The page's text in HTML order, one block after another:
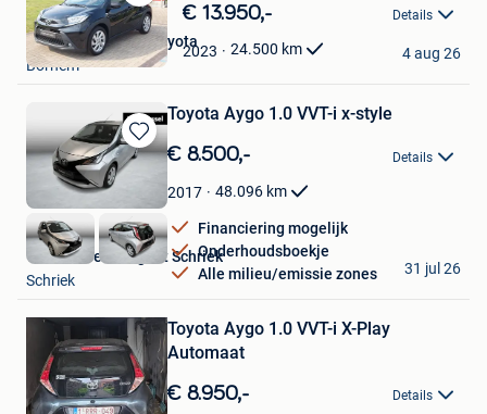
Bewaren
in
Mijn
Favorieten
€ 13.950,- Details
2023 24.500 km
Garage Pauwels | Toyota
Bornem
4 aug 26
Bewaren
in
Favorieten
Toyota Aygo 1.0 VVT-i x-style
€ 8.500,- Details
2017 48.096 km
Financiering mogelijk
Onderhoudsboekje
Alle milieu/emissie zones
Van Mossel Peugeot Schriek
Schriek
31 jul 26
Mijn
Favorieten
Toyota Aygo 1.0 VVT-i X-Play
Automaat
€ 8.950,- Details